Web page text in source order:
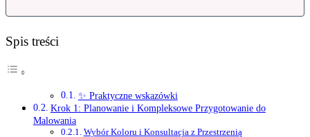
Spis treści
✨ Praktyczne wskazówki
Krok 1: Planowanie i Kompleksowe Przygotowanie do
Malowania
Wybór Koloru i Konsultacja z Przestrzenią